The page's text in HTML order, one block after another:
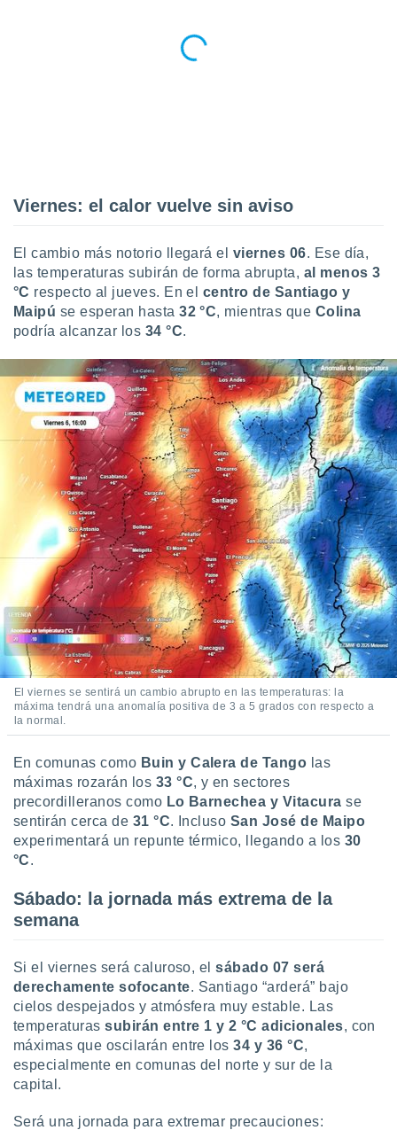
de la
el
de
o a través
de
de
con el
e
mediante
publicidad
publicidad
de
1199
Viernes: el calor vuelve sin aviso
El cambio más notorio llegará el viernes 06. Ese día,
las temperaturas subirán de forma abrupta, al menos 3
°C respecto al jueves. En el centro de Santiago y
Maipú se esperan hasta32 °C, mientras que Colina
podría alcanzar los 34 °C.
El viernes se sentirá un cambio abrupto en las temperaturas: la
máxima tendrá una anomalía positiva de 3 a 5 grados con respecto a
la normal.
En comunas como Buin y Calera de Tango las
máximas rozarán los 33 °C, y en sectores
precordilleranos como Lo Barnechea y Vitacura se
sentirán cerca de 31 °C. Incluso San José de Maipo
experimentará un repunte térmico, llegando a los 30
°C.
Sábado: la jornada más extrema de la
semana
Si el viernes será caluroso, elsábado 07 será
derechamente sofocante. Santiago “arderá” bajo
cielos despejados y atmósfera muy estable. Las
temperaturassubirán entre 1 y 2 °C adicionales, con
máximas que oscilarán entre los34 y 36 °C,
especialmente en comunas del norte y sur de la
capital.
Será una jornada para extremar precauciones: